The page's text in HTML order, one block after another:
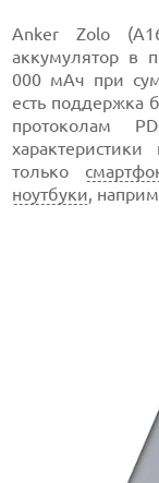
Anker Zolo
аккумулятор в
000 мАч при
есть поддержка
протоколам
только
ноутбуки,